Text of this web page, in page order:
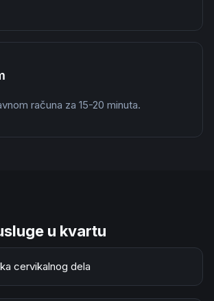
računa za 15-20 minuta.
u kvartu
cervikalnog dela